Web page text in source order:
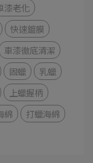
漆老化
快速鍍膜
車漆徹底清潔
固蠟
乳蠟
上蠟握柄
綿
打蠟海綿